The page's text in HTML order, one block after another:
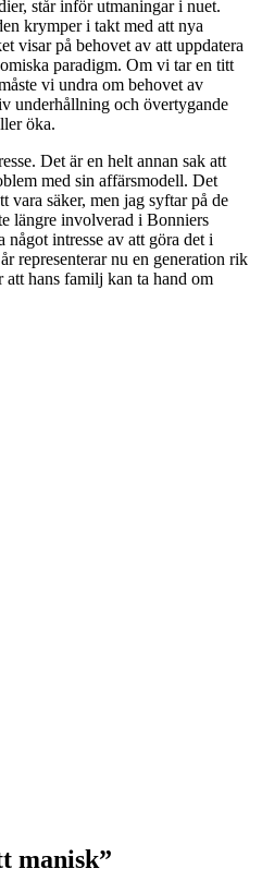
står inför utmaningar i nuet.
krymper i takt med att nya
visar på behovet av att uppdatera
paradigm. Om vi tar en titt
vi undra om behovet av
underhållning och övertygande
öka.
Det är en helt annan sak att
med sin affärsmodell. Det
vara säker, men jag syftar på de
längre involverad i Bonniers
något intresse av att göra det i
representerar nu en generation rik
att hans familj kan ta hand om
manisk”